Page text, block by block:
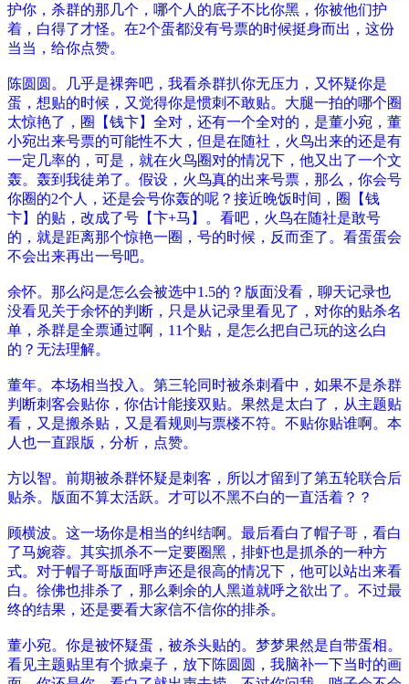
护你，杀群的那几个，哪个人的底子不比你黑，你被他们护
着，白得了才怪。在2个蛋都没有号票的时候挺身而出，这份
当当，给你点赞。
陈圆圆。几乎是裸奔吧，我看杀群扒你无压力，又怀疑你是
蛋，想贴的时候，又觉得你是惯刺不敢贴。大腿一拍的哪个圈
太惊艳了，圈【钱卞】全对，还有一个全对的，是董小宛，董
小宛出来号票的可能性不大，但是在随社，火鸟出来的还是有
一定几率的，可是，就在火鸟圈对的情况下，他又出了一个文
轰。轰到我徒弟了。假设，火鸟真的出来号票，那么，你会号
你圈的2个人，还是会号你轰的呢？接近晚饭时间，圈【钱
卞】的贴，改成了号【卞+马】。看吧，火鸟在随社是敢号
的，就是距离那个惊艳一圈，号的时候，反而歪了。看蛋蛋会
不会出来再出一号吧。
余怀。那么闷是怎么会被选中1.5的？版面没看，聊天记录也
没看见关于余怀的判断，只是从记录里看见了，对你的贴杀名
单，杀群是全票通过啊，11个贴，是怎么把自己玩的这么白
的？无法理解。
董年。本场相当投入。第三轮同时被杀刺看中，如果不是杀群
判断刺客会贴你，你估计能接双贴。果然是太白了，从主题贴
看，又是搬杀贴，又是看规则与票楼不符。不贴你贴谁啊。本
人也一直跟版，分析，点赞。
方以智。前期被杀群怀疑是刺客，所以才留到了第五轮联合后
贴杀。版面不算太活跃。才可以不黑不白的一直活着？？
顾横波。这一场你是相当的纠结啊。最后看白了帽子哥，看白
了马婉蓉。其实抓杀不一定要圈黑，排虾也是抓杀的一种方
式。对于帽子哥版面呼声还是很高的情况下，他可以站出来看
白。徐佛也排杀了，那么剩余的人黑道就呼之欲出了。不过最
终的结果，还是要看大家信不信你的排杀。
董小宛。你是被怀疑蛋，被杀头贴的。梦梦果然是自带蛋相。
看见主题贴里有个掀桌子，放下陈圆圆，我脑补一下当时的画